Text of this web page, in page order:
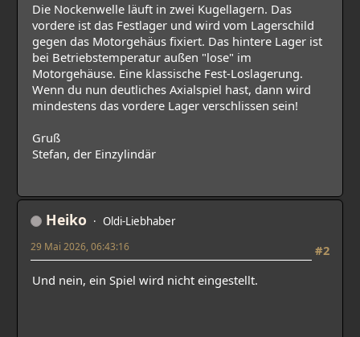
Die Nockenwelle läuft in zwei Kugellagern. Das
vordere ist das Festlager und wird vom Lagerschild
gegen das Motorgehäus fixiert. Das hintere Lager ist
bei Betriebstemperatur außen "lose" im
Motorgehäuse. Eine klassische Fest-Loslagerung.
Wenn du nun deutliches Axialspiel hast, dann wird
mindestens das vordere Lager verschlissen sein!
Gruß
Stefan, der Einzylindär
Heiko Oldi-Liebhaber
#2
29 Mai 2026, 06:43:16
Und nein, ein Spiel wird nicht eingestellt.